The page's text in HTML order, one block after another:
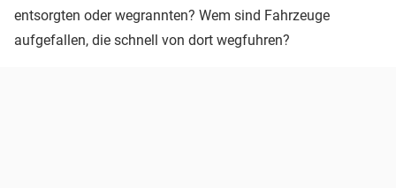
entsorgten oder wegrannten? Wem sind Fahrzeuge
aufgefallen, die schnell von dort wegfuhren?